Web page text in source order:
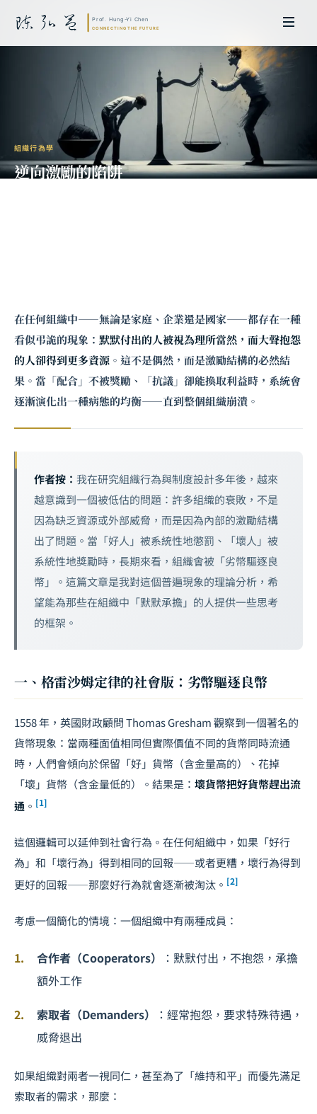
組織行為學
逆向激勵的陷阱
在任何組織中——無論是家庭、企業還是國家——都存在一種
看似弔詭的現象： 默默付出的人被視為理所當然，而大聲抱怨
的人卻得到更多資源 。這不是偶然，而是激勵結構的必然結
果。當「配合」不被獎勵、「抗議」卻能換取利益時，系統會
逐漸演化出一種病態的均衡——直到整個組織崩潰。
作者按： 我在研究組織行為與制度設計多年後，越來
越意識到一個被低估的問題：許多組織的衰敗，不是
因為缺乏資源或外部威脅，而是因為內部的激勵結構
出了問題。當「好人」被系統性地懲罰、「壞人」被
系統性地獎勵時，長期來看，組織會被「劣幣驅逐良
幣」。這篇文章是我對這個普遍現象的理論分析，希
望能為那些在組織中「默默承擔」的人提供一些思考
的框架。
一、格雷沙姆定律的社會版：劣幣驅逐良幣
1558 年，英國財政顧問 Thomas Gresham 觀察到一個著名的
貨幣現象：當兩種面值相同但實際價值不同的貨幣同時流通
時，人們會傾向於保留「好」貨幣（含金量高的）、花掉
「壞」貨幣（含金量低的）。結果是： 壞貨幣把好貨幣趕出流
通 。 [1]
這個邏輯可以延伸到社會行為。在任何組織中，如果「好行
為」和「壞行為」得到相同的回報——或者更糟，壞行為得到
更好的回報——那麼好行為就會逐漸被淘汰。 [2]
考慮一個簡化的情境：一個組織中有兩種成員：
合作者（Cooperators）
：默默付出，不抱怨，承擔
額外工作
索取者（Demanders）
：經常抱怨，要求特殊待遇，
威脅退出
如果組織對兩者一視同仁，甚至為了「維持和平」而優先滿足
索取者的需求，那麼：